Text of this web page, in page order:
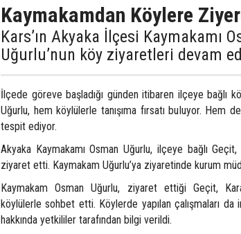
Kaymakamdan Köylere
Kars’ın Akyaka İlçesi Kaymakamı
Uğurlu’nun köy ziyaretleri devam
İlçede göreve başladığı günden itibaren ilçeye bağlı
Uğurlu, hem köylülerle tanışıma fırsatı buluyor. Hem
tespit ediyor.
Akyaka Kaymakamı Osman Uğurlu, ilçeye bağlı
ziyaret etti. Kaymakam Uğurlu’ya ziyaretinde kurum
Kaymakam Osman Uğurlu, ziyaret ettiği Geçit,
köylülerle sohbet etti. Köylerde yapılan çalışmaları da
hakkında yetkililer tarafından bilgi verildi.